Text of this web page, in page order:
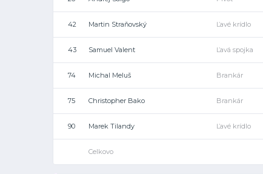
42 Martin Straňovský Ľavé krídlo
43 Samuel Valent Ľavá spojka
74 Michal Meluš Brankár
75 Christopher Bako Brankár
90 Marek Tilandy Ľavé krídlo
Celkovo